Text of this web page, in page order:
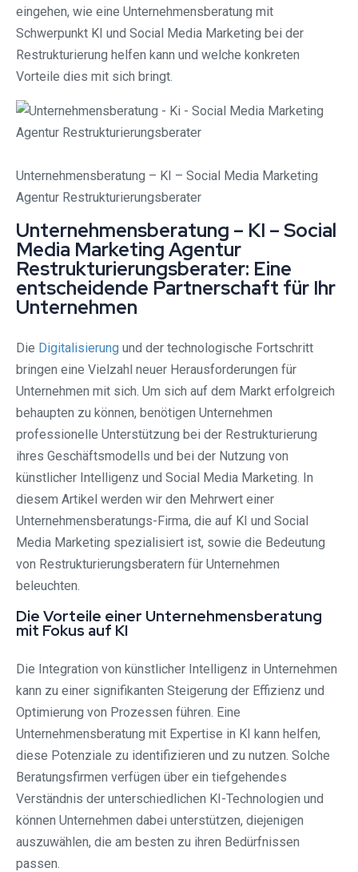
eingehen, wie eine Unternehmensberatung mit
Schwerpunkt KI und Social Media Marketing bei der
Restrukturierung helfen kann und welche konkreten
Vorteile dies mit sich bringt.
Unternehmensberatung – KI – Social Media Marketing
Agentur Restrukturierungsberater
Unternehmensberatung – KI – Social
Media Marketing Agentur
Restrukturierungsberater: Eine
entscheidende Partnerschaft für Ihr
Unternehmen
Die Digitalisierung und der technologische Fortschritt
bringen eine Vielzahl neuer Herausforderungen für
Unternehmen mit sich. Um sich auf dem Markt erfolgreich
behaupten zu können, benötigen Unternehmen
professionelle Unterstützung bei der Restrukturierung
ihres Geschäftsmodells und bei der Nutzung von
künstlicher Intelligenz und Social Media Marketing. In
diesem Artikel werden wir den Mehrwert einer
Unternehmensberatungs-Firma, die auf KI und Social
Media Marketing spezialisiert ist, sowie die Bedeutung
von Restrukturierungsberatern für Unternehmen
beleuchten.
Die Vorteile einer Unternehmensberatung
mit Fokus auf KI
Die Integration von künstlicher Intelligenz in Unternehmen
kann zu einer signifikanten Steigerung der Effizienz und
Optimierung von Prozessen führen. Eine
Unternehmensberatung mit Expertise in KI kann helfen,
diese Potenziale zu identifizieren und zu nutzen. Solche
Beratungsfirmen verfügen über ein tiefgehendes
Verständnis der unterschiedlichen KI-Technologien und
können Unternehmen dabei unterstützen, diejenigen
auszuwählen, die am besten zu ihren Bedürfnissen
passen.